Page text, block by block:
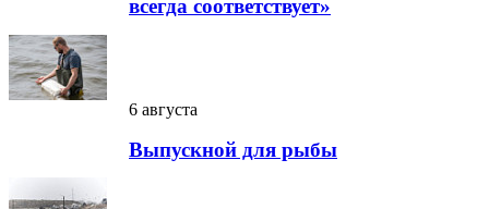
всегда соответствует»
6 августа
Выпускной для рыбы